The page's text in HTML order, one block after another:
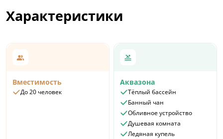
Характеристики
Вместимость
До 20 человек
Аквазона
Тёплый бассейн
Банный чан
Обливное устройство
Душевая комната
Ледяная купель